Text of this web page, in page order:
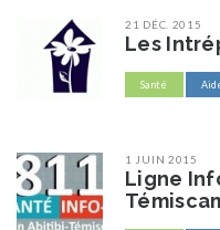
21 DÉC. 2015
Les
Santé
1 JUIN 2015
Ligne